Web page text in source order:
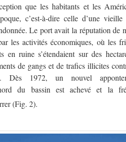
que les habitants et les
c’est-à-dire celle d’une
Le port avait la réputation de
les activités économiques, où les
en ruine s’étendaient sur des
de gangs et de trafics illicites
Dès 1972, un nouvel
du bassin est achevé et la
(Fig. 2).